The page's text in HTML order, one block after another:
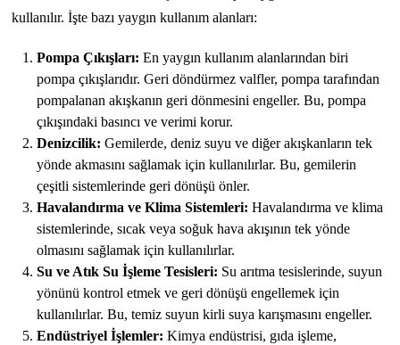
kullanılır. İşte bazı yaygın kullanım alanları:
Pompa Çıkışları: En yaygın kullanım alanlarından biri
pompa çıkışlarıdır. Geri döndürmez valfler, pompa tarafından
pompalanan akışkanın geri dönmesini engeller. Bu, pompa
çıkışındaki basıncı ve verimi korur.
Denizcilik: Gemilerde, deniz suyu ve diğer akışkanların tek
yönde akmasını sağlamak için kullanılırlar. Bu, gemilerin
çeşitli sistemlerinde geri dönüşü önler.
Havalandırma ve Klima Sistemleri: Havalandırma ve klima
sistemlerinde, sıcak veya soğuk hava akışının tek yönde
olmasını sağlamak için kullanılırlar.
Su ve Atık Su İşleme Tesisleri: Su arıtma tesislerinde, suyun
yönünü kontrol etmek ve geri dönüşü engellemek için
kullanılırlar. Bu, temiz suyun kirli suya karışmasını engeller.
Endüstriyel İşlemler: Kimya endüstrisi, gıda işleme,